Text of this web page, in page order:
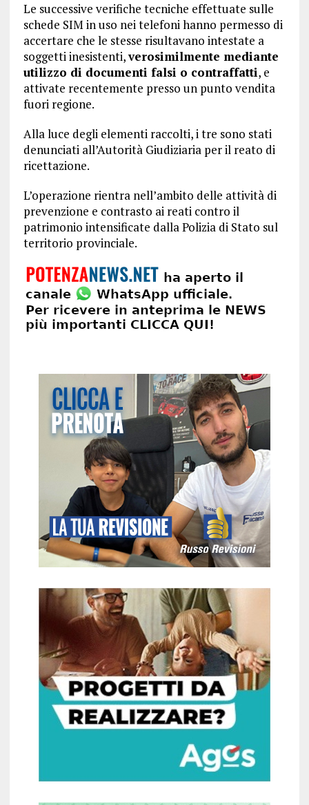
Le successive verifiche tecniche effettuate sulle
schede SIM in uso nei telefoni hanno permesso di
accertare che le stesse risultavano intestate a
soggetti inesistenti,verosimilmente mediante
utilizzo di documenti falsi o contraffatti, e
attivate recentemente presso un punto vendita
fuori regione.
Alla luce degli elementi raccolti, i tre sono stati
denunciati all’Autorità Giudiziaria per il reato di
ricettazione.
L’operazione rientra nell’ambito delle attività di
prevenzione e contrasto ai reati contro il
patrimonio intensificate dalla Polizia di Stato sul
territorio provinciale.